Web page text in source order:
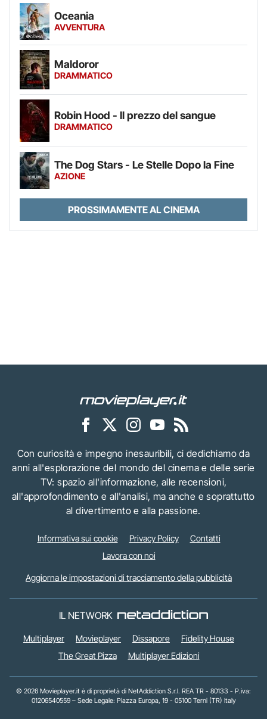
Oceania
AVVENTURA
Maldoror
DRAMMATICO
Robin Hood - Il prezzo del sangue
DRAMMATICO
The Dog Stars - Le Stelle Dopo la Fine
AZIONE
PROSSIMAMENTE AL CINEMA
Con curiosità e impegno inesauribili, ci dedichiamo da
anni all'esplorazione del mondo del cinema e delle serie
TV: spazio all'informazione, alle recensioni,
all'approfondimento e all'analisi, ma anche e soprattutto
al divertimento e alla passione.
Informativa sui cookie Privacy Policy
Contatti
Lavora con noi
Aggiorna le impostazioni di tracciamento della pubblicità
IL NETWORK
Multiplayer Movieplayer Dissapore
Fidelity House
The Great Pizza
Multiplayer Edizioni
© 2026 Movieplayer.it è di proprietà di NetAddiction S.r.l. REA TR - 80133 - P.iva:
01206540559 – Sede Legale: Piazza Europa, 19 - 05100 Terni (TR) Italy